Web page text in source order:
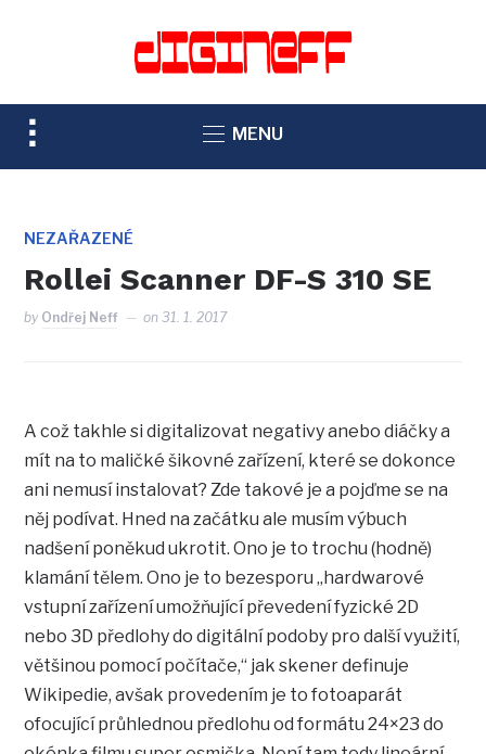
TOGGLE
SIDEBAR
NAVIGATION
MENU
NEZAŘAZENÉ
Rollei Scanner DF-S 310 SE
by Ondřej Neff on31. 1. 2017
A což takhle si digitalizovat negativy anebo diáčky a
mít na to maličké šikovné zařízení, které se dokonce
ani nemusí instalovat? Zde takové je a pojďme se na
něj podívat. Hned na začátku ale musím výbuch
nadšení poněkud ukrotit. Ono je to trochu (hodně)
klamání tělem. Ono je to bezesporu „hardwarové
vstupní zařízení umožňující převedení fyzické 2D
nebo 3D předlohy do digitální podoby pro další využití,
většinou pomocí počítače,“ jak skener definuje
Wikipedie, avšak provedením je to fotoaparát
ofocující průhlednou předlohu od formátu 24×23 do